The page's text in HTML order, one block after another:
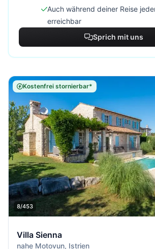
Auch während deiner Reise
erreichbar
Sprich mit uns
Kostenfrei stornierbar*
8/453
Villa Sienna
nahe Motovun, Istrien